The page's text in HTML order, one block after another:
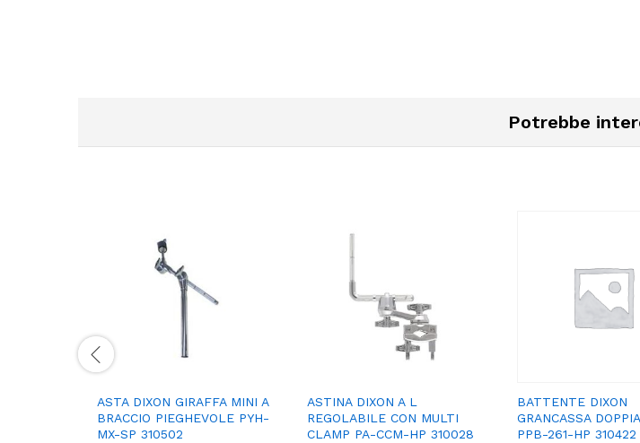
Potrebbe
ASTA DIXON GIRAFFA MINI A
BRACCIO PIEGHEVOLE PYH-
MX-SP 310502
ASTINA DIXON A L
REGOLABILE CON MULTI
CLAMP PA-CCM-HP 310028
BATTENTE DIXON
GRANCASSA
PPB-261-HP 310422